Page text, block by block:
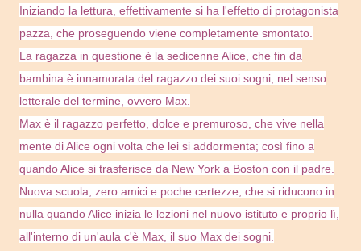
Iniziando la lettura, effettivamente si ha l'effetto di protagonista
pazza, che proseguendo viene completamente smontato.
La ragazza in questione è la sedicenne Alice, che fin da
bambina è innamorata del ragazzo dei suoi sogni, nel senso
letterale del termine, ovvero Max.
Max è il ragazzo perfetto, dolce e premuroso, che vive nella
mente di Alice ogni volta che lei si addormenta; così fino a
quando Alice si trasferisce da New York a Boston con il padre.
Nuova scuola, zero amici e poche certezze, che si riducono in
nulla quando Alice inizia le lezioni nel nuovo istituto e proprio lì,
all'interno di un'aula c'è Max, il suo Max dei sogni.